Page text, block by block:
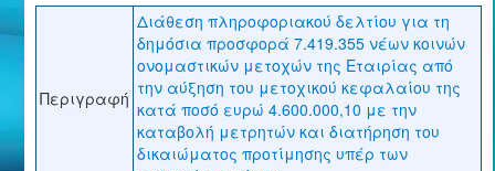
Περιγραφή
Διάθεση πληροφοριακού δελτίου για τη
δημόσια προσφορά 7.419.355 νέων κοινών
ονομαστικών μετοχών της Εταιρίας από
την αύξηση του μετοχικού κεφαλαίου της
κατά ποσό ευρώ 4.600.000,10 με την
καταβολή μετρητών και διατήρηση του
δικαιώματος προτίμησης υπέρ των